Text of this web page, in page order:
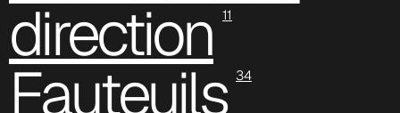
direction 11
Fauteuils 34